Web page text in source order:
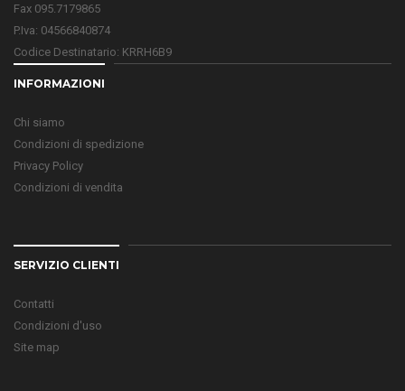
Fax 095.7179865
P.Iva: 04566840874
Codice Destinatario: KRRH6B9
INFORMAZIONI
Chi siamo
Condizioni di spedizione
Privacy Policy
Condizioni di vendita
SERVIZIO CLIENTI
Contatti
Condizioni d'uso
Site map